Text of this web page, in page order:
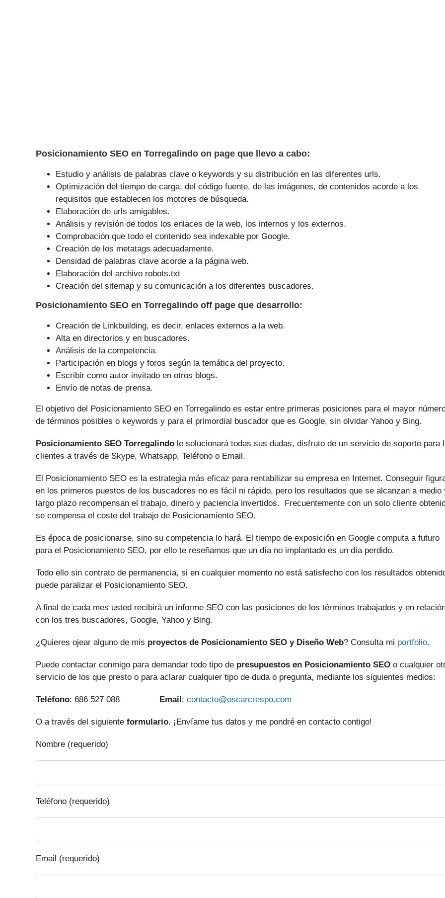
Posicionamiento SEO en Torregalindo on page que llevo a cabo:
Estudio y análisis de palabras clave o keywords y su distribución en las diferentes urls.
Optimización del tiempo de carga, del código fuente, de las imágenes, de contenidos acorde a los
requisitos que establecen los motores de búsqueda.
Elaboración de urls amigables.
Análisis y revisión de todos los enlaces de la web, los internos y los externos.
Comprobación que todo el contenido sea indexable por Google.
Creación de los metatags adecuadamente.
Densidad de palabras clave acorde a la página web.
Elaboración del archivo robots.txt
Creación del sitemap y su comunicación a los diferentes buscadores.
Posicionamiento SEO en Torregalindo off page que desarrollo:
Creación de Linkbuilding, es decir, enlaces externos a la web.
Alta en directorios y en buscadores.
Análisis de la competencia.
Participación en blogs y foros según la temática del proyecto.
Escribir como autor invitado en otros blogs.
Envío de notas de prensa.
El objetivo del Posicionamiento SEO en Torregalindo es estar entre primeras posiciones para el mayor
de tér­minos posibles o keywords y para el primordial buscador que es Google, sin olvidar Yahoo y Bing.
Posicionamiento SEO Torregalindo le solucionará todas sus dudas, disfruto de un servicio de soporte para
clientes a través de Skype, Whatsapp, Teléfono o Email.
El Posicionamiento SEO es la estrategia más eficaz para rentabilizar su empresa en Internet. Conseguir
en los primeros puestos de los buscadores no es fácil ni rápido, pero los resultados que se alcanzan a medio
largo plazo recompensan el trabajo, dinero y paciencia invertidos. Frecuentemente con un solo cliente
se compensa el coste del trabajo de Posicionamiento SEO.
Es época de posicionarse, sino su competencia lo hará. El tiempo de exposición en Google computa a futuro
para el Posicionamiento SEO, por ello te reseñamos que un día no implantado es un día perdido.
Todo ello sin contrato de permanencia, si en cualquier momento no está satisfecho con los resultados
puede paralizar el Posicionamiento SEO.
A final de cada mes usted recibirá un informe SEO con las posiciones de los términos trabajados y en
con los tres buscadores, Google, Yahoo y Bing.
¿Quieres ojear alguno de mis proyectos de Posicionamiento SEO y Diseño Web? Consulta mi portfolio.
Puede contactar conmigo para demandar todo tipo de presupuestos en Posicionamiento SEO o cualquier
servicio de los que presto o para aclarar cualquier tipo de duda o pregunta, mediante los siguientes medios:
Teléfono: 686 527 088 Email: contacto@oscarcrespo.com
O a través del siguiente formulario. ¡Envíame tus datos y me pondré en contacto contigo!
Nombre (requerido)
Teléfono (requerido)
Email (requerido)